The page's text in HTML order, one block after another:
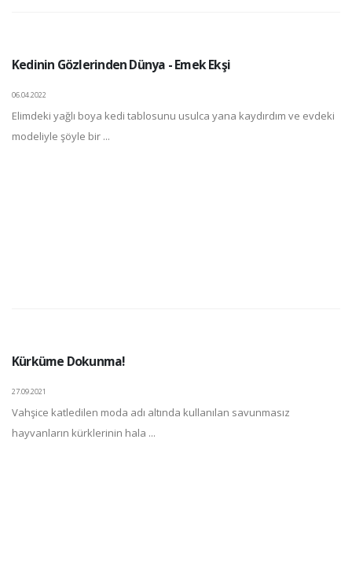
Kedinin Gözlerinden Dünya - Emek Ekşi
06.04.2022
Elimdeki yağlı boya kedi tablosunu usulca yana kaydırdım ve evdeki
modeliyle şöyle bir ...
Kürküme Dokunma!
27.09.2021
Vahşice katledilen moda adı altında kullanılan savunmasız
hayvanların kürklerinin hala ...